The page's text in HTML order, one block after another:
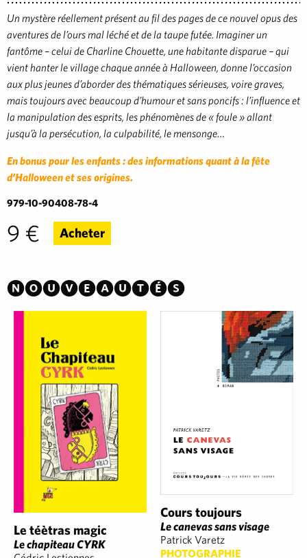
Un mystère réellement présent au fil des pages de ce nouvel opus des
aventures de l’ours mal léché et de la taupe futée. Imaginer un
fantôme – celui de Charline Chouette, une habitante disparue – qui
vient hanter le village chaque année à Halloween, donne l’occasion
aux plus jeunes d’aborder des thématiques sérieuses, voire graves,
mais toujours avec beaucoup d’humour et sans poncifs : l’influence et
la manipulation des esprits, les phénomènes de « foule » allant
jusqu’à la persécution, la culpabilité, le mensonge…
En bonus pour les enfants : des informations quant à la fête
d’Halloween et ses origines.
979-10-90408-78-4
9 € Acheter
Nouveautés
Le téètras magic
Le chapiteau CYRK
Cours toujours
Le canevas sans visage
Patrick Varetz
PHOTOGRAPHIE